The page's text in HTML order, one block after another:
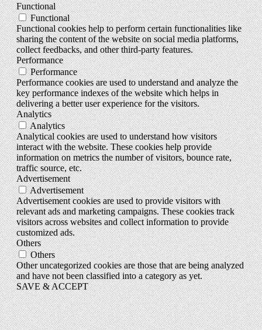
Functional
Functional
Functional cookies help to perform certain functionalities like
sharing the content of the website on social media platforms,
collect feedbacks, and other third-party features.
Performance
Performance
Performance cookies are used to understand and analyze the
key performance indexes of the website which helps in
delivering a better user experience for the visitors.
Analytics
Analytics
Analytical cookies are used to understand how visitors
interact with the website. These cookies help provide
information on metrics the number of visitors, bounce rate,
traffic source, etc.
Advertisement
Advertisement
Advertisement cookies are used to provide visitors with
relevant ads and marketing campaigns. These cookies track
visitors across websites and collect information to provide
customized ads.
Others
Others
Other uncategorized cookies are those that are being analyzed
and have not been classified into a category as yet.
SAVE & ACCEPT